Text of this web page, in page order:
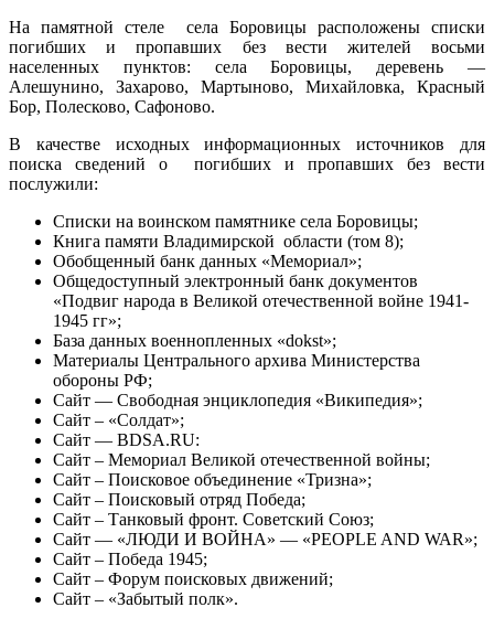
На памятной стеле села Боровицы расположены списки
погибших и пропавших без вести жителей восьми
населенных пунктов: села Боровицы, деревень —
Алешунино, Захарово, Мартыново, Михайловка, Красный
Бор, Полесково, Сафоново.
В качестве исходных информационных источников для
поиска сведений о погибших и пропавших без вести
послужили:
Списки на воинском памятнике села Боровицы;
Книга памяти Владимирской области (том 8);
Обобщенный банк данных «Мемориал»;
Общедоступный электронный банк документов
«Подвиг народа в Великой отечественной войне 1941-
1945 гг»;
База данных военнопленных «dokst»;
Материалы Центрального архива Министерства
обороны РФ;
Сайт — Свободная энциклопедия «Википедия»;
Сайт – «Солдат»;
Сайт — BDSA.RU:
Сайт – Мемориал Великой отечественной войны;
Сайт – Поисковое объединение «Тризна»;
Сайт – Поисковый отряд Победа;
Сайт – Танковый фронт. Советский Союз;
Сайт — «ЛЮДИ И ВОЙНА» — «PEOPLE AND WAR»;
Сайт – Победа 1945;
Сайт – Форум поисковых движений;
Сайт – «Забытый полк».